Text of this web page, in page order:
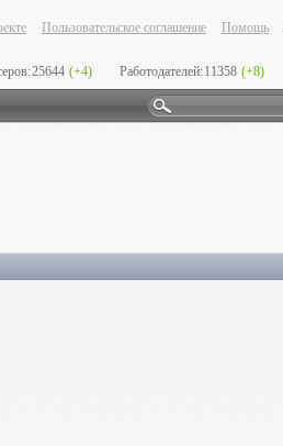
Пользовательское соглашение Помощь
25644 (+4) Работодателей:11358 (+8)